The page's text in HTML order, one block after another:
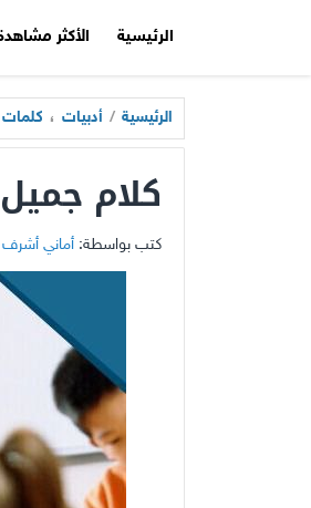
الرئيسية الأكثر
الرئيسية / أدبيات ، كلمات
كلام
كتب بواسطة: أماني أشرف